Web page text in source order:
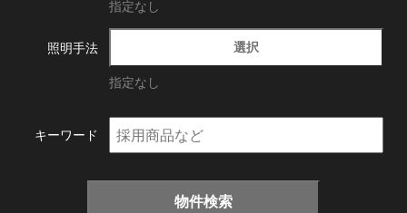
指定なし
照明手法 選択
指定なし
キーワード
物件検索